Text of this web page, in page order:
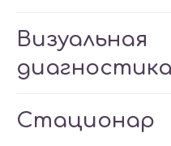
Визуальная
диагностика
Стационар